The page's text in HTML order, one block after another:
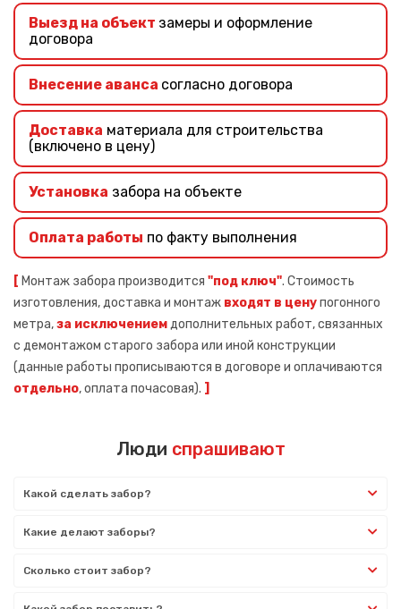
Выезд на объект замеры и оформление
договора
Внесение аванса согласно договора
Доставка материала для строительства
(включено в цену)
Установка забора на объекте
Оплата работы по факту выполнения
[ Монтаж забора производится "под ключ". Стоимость
изготовления, доставка и монтаж входят в ценупогонного
метра,за исключениемдополнительных работ, связанных
с демонтажом старого забора или иной конструкции
(данные работы прописываются в договоре и оплачиваются
отдельно, оплата почасовая). ]
Люди спрашивают
Какой сделать забор?
Какие делают заборы?
Сколько стоит забор?